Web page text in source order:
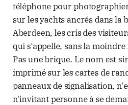
téléphone pour
sur les yachts ancrés dans la
Aberdeen, les cris des
qui s'appelle, sans la
Pas une brique. Le nom est
imprimé sur les cartes de
panneaux de signalisation,
n'invitant personne à se